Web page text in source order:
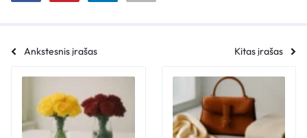
Ankstesnis įrašas Kitas įrašas